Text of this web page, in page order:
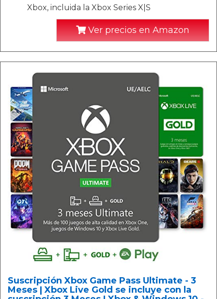
Xbox, incluida la Xbox Series X|S
Ver precios en Amazon
Suscripción Xbox Game Pass Ultimate - 3
Meses | Xbox Live Gold se incluye con la